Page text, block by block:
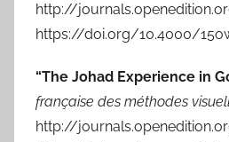
http://
https://doi.org/10.4000/
“The Johad Experience in
française des méthodes
http://